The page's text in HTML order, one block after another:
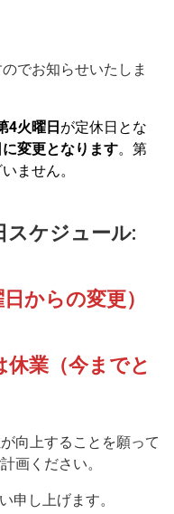
でお知らせいたしま
4火曜日が定休日とな
に変更となります。第
ません。
スケジュール:
からの変更）
休業 （今までと
向上することを願って
画ください。
申し上げます。